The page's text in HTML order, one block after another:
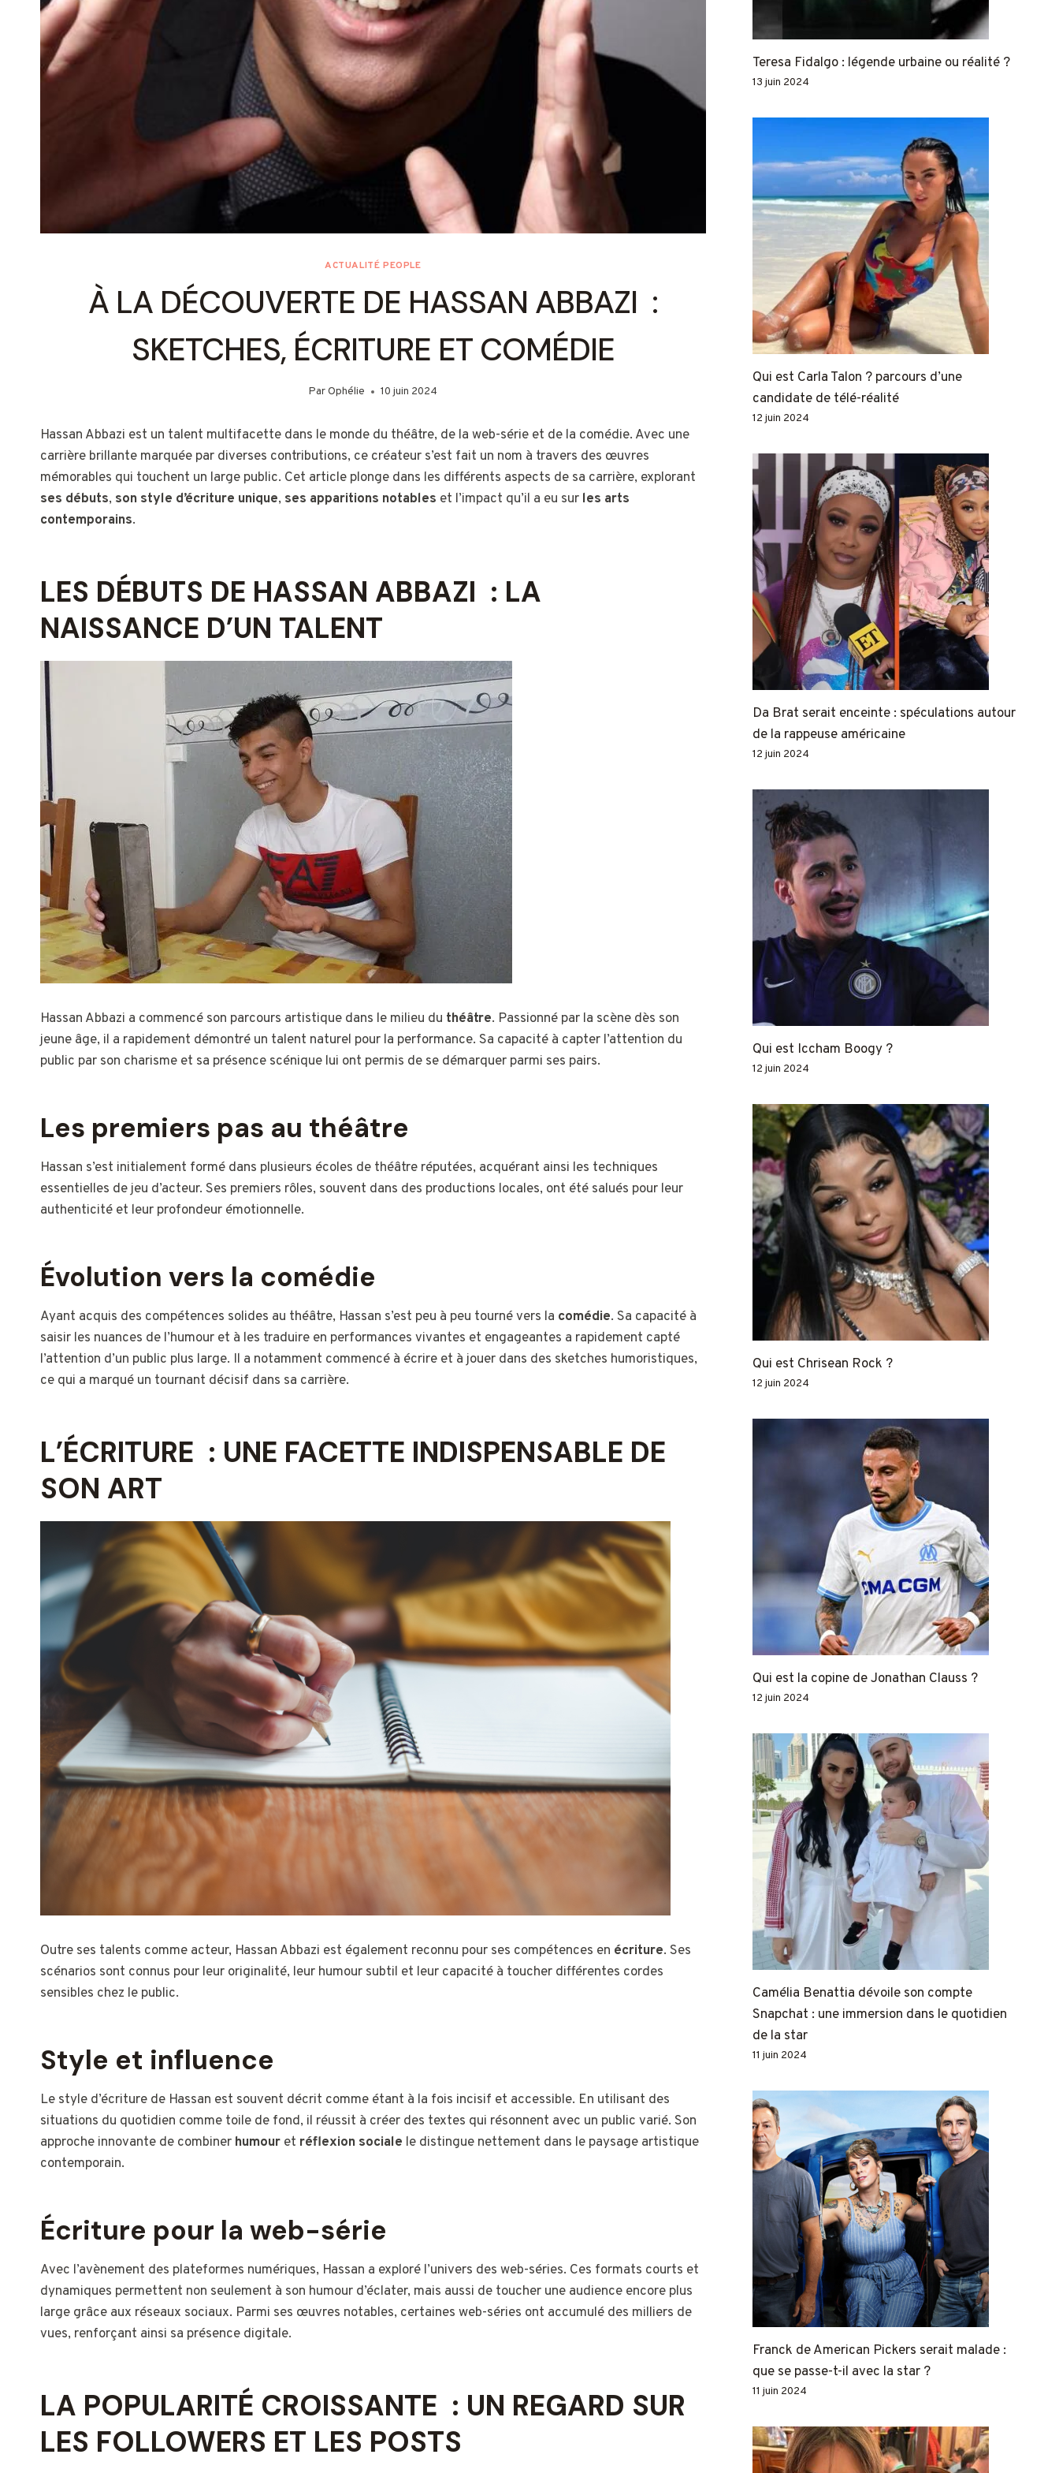
ACTUALITÉ PEOPLE
À LA DÉCOUVERTE DE HASSAN ABBAZI :
SKETCHES, ÉCRITURE ET COMÉDIE
Par Ophélie 10 juin 2024
Hassan Abbazi est un talent multifacette dans le monde du théâtre, de la web-série et de la comédie. Avec une
carrière brillante marquée par diverses contributions, ce créateur s’est fait un nom à travers des œuvres
mémorables qui touchent un large public. Cet article plonge dans les différents aspects de sa carrière, explorant
ses débuts, son style d’écriture unique, ses apparitions notables et l’impact qu’il a eu sur les arts
contemporains.
LES DÉBUTS DE HASSAN ABBAZI : LA
NAISSANCE D’UN TALENT
Hassan Abbazi a commencé son parcours artistique dans le milieu du théâtre. Passionné par la scène dès son
jeune âge, il a rapidement démontré un talent naturel pour la performance. Sa capacité à capter l’attention du
public par son charisme et sa présence scénique lui ont permis de se démarquer parmi ses pairs.
Les premiers pas au théâtre
Hassan s’est initialement formé dans plusieurs écoles de théâtre réputées, acquérant ainsi les techniques
essentielles de jeu d’acteur. Ses premiers rôles, souvent dans des productions locales, ont été salués pour leur
authenticité et leur profondeur émotionnelle.
Évolution vers la comédie
Ayant acquis des compétences solides au théâtre, Hassan s’est peu à peu tourné vers la comédie. Sa capacité à
saisir les nuances de l’humour et à les traduire en performances vivantes et engageantes a rapidement capté
l’attention d’un public plus large. Il a notamment commencé à écrire et à jouer dans des sketches humoristiques,
ce qui a marqué un tournant décisif dans sa carrière.
L’ÉCRITURE : UNE FACETTE INDISPENSABLE DE
SON ART
Outre ses talents comme acteur, Hassan Abbazi est également reconnu pour ses compétences en écriture. Ses
scénarios sont connus pour leur originalité, leur humour subtil et leur capacité à toucher différentes cordes
sensibles chez le public.
Style et influence
Le style d’écriture de Hassan est souvent décrit comme étant à la fois incisif et accessible. En utilisant des
situations du quotidien comme toile de fond, il réussit à créer des textes qui résonnent avec un public varié. Son
approche innovante de combiner humour et réflexion sociale le distingue nettement dans le paysage artistique
contemporain.
Écriture pour la web-série
Avec l’avènement des plateformes numériques, Hassan a exploré l’univers des web-séries. Ces formats courts et
dynamiques permettent non seulement à son humour d’éclater, mais aussi de toucher une audience encore plus
large grâce aux réseaux sociaux. Parmi ses œuvres notables, certaines web-séries ont accumulé des milliers de
vues, renforçant ainsi sa présence digitale.
LA POPULARITÉ CROISSANTE : UN REGARD SUR
LES FOLLOWERS ET LES POSTS
Teresa Fidalgo : légende urbaine ou réalité ?
13 juin 2024
Qui est Carla Talon ? parcours d’une
candidate de télé-réalité
12 juin 2024
Da Brat serait enceinte : spéculations autour
de la rappeuse américaine
12 juin 2024
Qui est Iccham Boogy ?
12 juin 2024
Qui est Chrisean Rock ?
12 juin 2024
Qui est la copine de Jonathan Clauss ?
12 juin 2024
Camélia Benattia dévoile son compte
Snapchat : une immersion dans le quotidien
de la star
11 juin 2024
Franck de American Pickers serait malade :
que se passe-t-il avec la star ?
11 juin 2024